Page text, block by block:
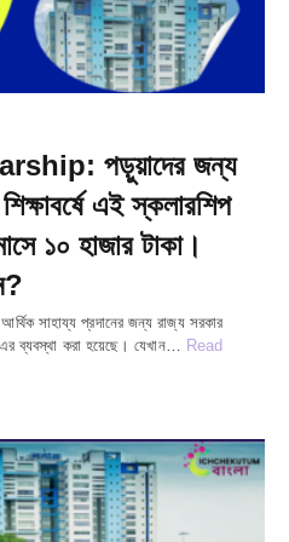
পড়ুয়াদের জন্য
এই স্কলারশিপ
১০ হাজার টাকা।
আর্থিক সাহায্য প্রদানের জন্য রাজ্য সরকার
করা হয়েছে। যেখান… Read